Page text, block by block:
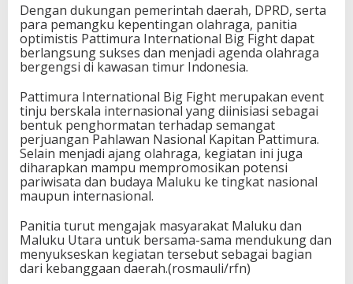
Dengan dukungan pemerintah daerah, DPRD, serta
para pemangku kepentingan olahraga, panitia
optimistis Pattimura International Big Fight dapat
berlangsung sukses dan menjadi agenda olahraga
bergengsi di kawasan timur Indonesia.
Pattimura International Big Fight merupakan event
tinju berskala internasional yang diinisiasi sebagai
bentuk penghormatan terhadap semangat
perjuangan Pahlawan Nasional Kapitan Pattimura.
Selain menjadi ajang olahraga, kegiatan ini juga
diharapkan mampu mempromosikan potensi
pariwisata dan budaya Maluku ke tingkat nasional
maupun internasional.
Panitia turut mengajak masyarakat Maluku dan
Maluku Utara untuk bersama-sama mendukung dan
menyukseskan kegiatan tersebut sebagai bagian
dari kebanggaan daerah.(rosmauli/rfn)